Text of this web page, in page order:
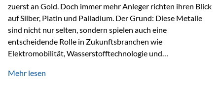
zuerst an Gold. Doch immer mehr Anleger richten ihren Blick
auf Silber, Platin und Palladium. Der Grund: Diese Metalle
sind nicht nur selten, sondern spielen auch eine
entscheidende Rolle in Zukunftsbranchen wie
Elektromobilität, Wasserstofftechnologie und
Faktoren für Investoren – begrenztes Angebot und
Mehr lesen